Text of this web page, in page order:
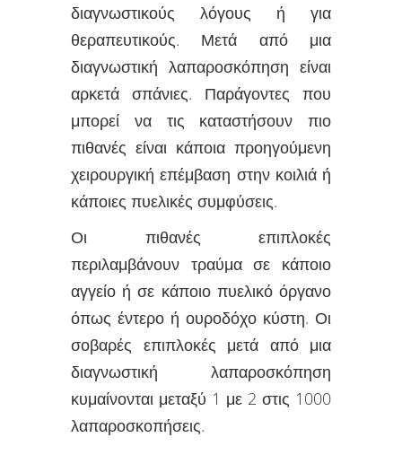
διαγνωστικούς λόγους ή για
θεραπευτικούς. Μετά από μια
διαγνωστική λαπαροσκόπηση είναι
αρκετά σπάνιες. Παράγοντες που
μπορεί να τις καταστήσουν πιο
πιθανές είναι κάποια προηγούμενη
χειρουργική επέμβαση στην κοιλιά ή
κάποιες πυελικές συμφύσεις.
Οι πιθανές επιπλοκές
περιλαμβάνουν τραύμα σε κάποιο
αγγείο ή σε κάποιο πυελικό όργανο
όπως έντερο ή ουροδόχο κύστη. Οι
σοβαρές επιπλοκές μετά από μια
διαγνωστική λαπαροσκόπηση
κυμαίνονται μεταξύ 1 με 2 στις 1000
λαπαροσκοπήσεις.